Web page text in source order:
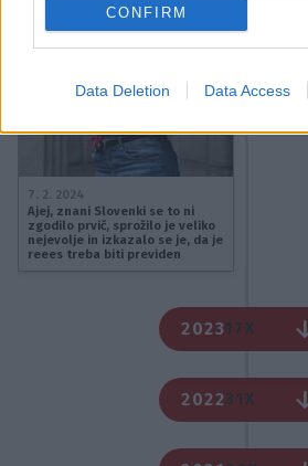
CONFIRM
Data Deletion Data Access
tole
7. 2. 2024
Ajej, znani Slovenki se to ni
zgodilo prvič, sprožilo je veliko
nejevolje in izkazalo se je, da je
reees treba biti previden
202317X
202231X